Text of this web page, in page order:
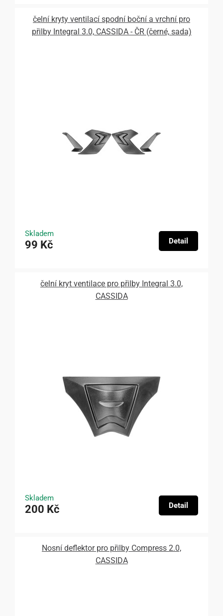
čelní kryty ventilací spodní boční a vrchní pro
přilby Integral 3.0, CASSIDA - ČR (černé, sada)
Skladem
99 Kč Detail
čelní kryt ventilace pro přilby Integral 3.0,
CASSIDA
Skladem
200 Kč Detail
Nosní deflektor pro přilby Compress 2.0,
CASSIDA